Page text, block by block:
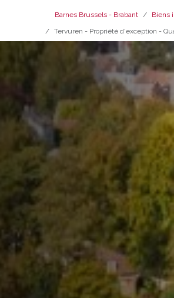
Barnes Brussels - Brabant
Biens
Tervuren - Propriété d'exception -